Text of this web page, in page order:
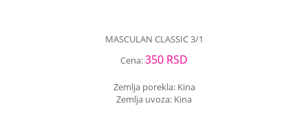
MASCULAN CLASSIC 3/1
Cena:350 RSD
Zemlja porekla: Kina
Zemlja uvoza: Kina